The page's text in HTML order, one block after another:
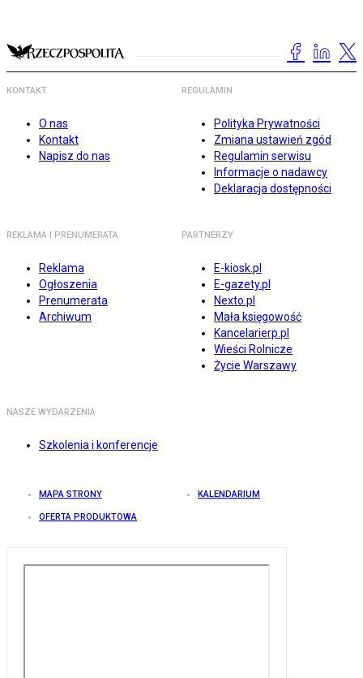
KONTAKT
O nas
Kontakt
Napisz do nas
REGULAMIN
Polityka Prywatności
Zmiana ustawień zgód
Regulamin serwisu
Informacje o nadawcy
Deklaracja dostępności
REKLAMA I PRENUMERATA
Reklama
Ogłoszenia
Prenumerata
Archiwum
PARTNERZY
E-kiosk.pl
E-gazety.pl
Nexto.pl
Mała księgowość
Kancelarierp.pl
Wieści Rolnicze
Życie Warszawy
NASZE WYDARZENIA
Szkolenia i konferencje
MAPA STRONY KALENDARIUM
OFERTA PRODUKTOWA